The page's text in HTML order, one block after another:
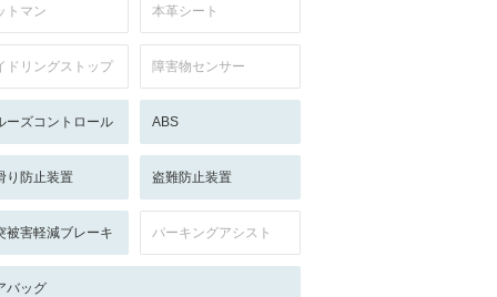
トマン 本革シート
ドリングストップ 障害物センサー
ーズコントロール ABS
り防止装置 盗難防止装置
被害軽減ブレーキ パーキングアシスト
バッグ